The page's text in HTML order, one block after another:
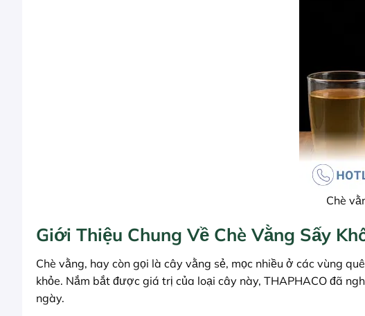
Chè
Giới Thiệu Chung Về Chè Vằng Sấy
Chè vằng, hay còn gọi là cây vằng sẻ, mọc nhiều ở các vùng
khỏe. Nắm bắt được giá trị của loại cây này, THAPHACO đã
ngày.